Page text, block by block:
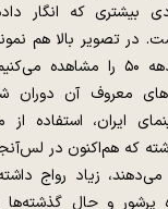
بیشتری که انگار
در تصویر بالا هم
لباس مطابق با دهه ۵۰ را
معروف آن دوران
ایران، استفاده از
که هم‌اکنون در
می‌دهند، زیاد رواج
پرشور و حال